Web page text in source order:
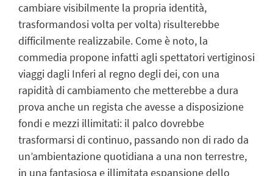
cambiare visibilmente la propria identità,
trasformandosi volta per volta) risulterebbe
difficilmente realizzabile. Come è noto, la
commedia propone infatti agli spettatori vertiginosi
viaggi dagli Inferi al regno degli dei, con una
rapidità di cambiamento che metterebbe a dura
prova anche un regista che avesse a disposizione
fondi e mezzi illimitati: il palco dovrebbe
trasformarsi di continuo, passando non di rado da
un’ambientazione quotidiana a una non terrestre,
in una fantasiosa e illimitata espansione dello